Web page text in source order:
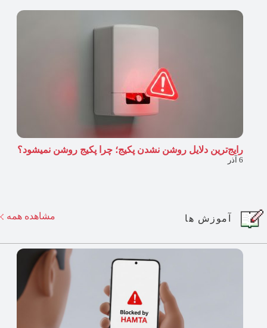
رایج‌ترین دلایل روشن نشدن پکیج؛ چرا پکیج روشن نمیشود​؟
6 آذر
آموزش ها مشاهده همه